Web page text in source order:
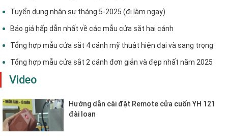
Tuyển dụng nhân sự tháng 5-2025 (đi làm ngay)
Báo giá hấp dẫn nhất về các mẫu cửa sắt hai cánh
Tổng hợp mẫu cửa sắt 4 cánh mỹ thuật hiện đại và sang trọng
Tổng hợp mẫu cửa sắt 2 cánh đơn giản và đẹp nhất năm 2025
Video
Hướng dẫn cài đặt Remote cửa cuốn YH 121
đài loan